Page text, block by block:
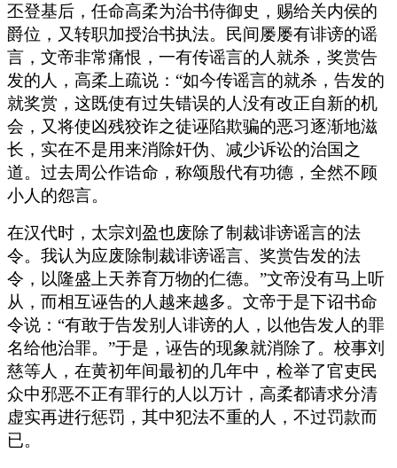
丕登基后，任命高柔为治书侍御史，赐给关内侯的
爵位，又转职加授治书执法。民间屡屡有诽谤的谣
言，文帝非常痛恨，一有传谣言的人就杀，奖赏告
发的人，高柔上疏说：“如今传谣言的就杀，告发的
就奖赏，这既使有过失错误的人没有改正自新的机
会，又将使凶残狡诈之徒诬陷欺骗的恶习逐渐地滋
长，实在不是用来消除奸伪、减少诉讼的治国之
道。过去周公作诰命，称颂殷代有功德，全然不顾
小人的怨言。
在汉代时，太宗刘盈也废除了制裁诽谤谣言的法
令。我认为应废除制裁诽谤谣言、奖赏告发的法
令，以隆盛上天养育万物的仁德。”文帝没有马上听
从，而相互诬告的人越来越多。文帝于是下诏书命
令说：“有敢于告发别人诽谤的人，以他告发人的罪
名给他治罪。”于是，诬告的现象就消除了。校事刘
慈等人，在黄初年间最初的几年中，检举了官吏民
众中邪恶不正有罪行的人以万计，高柔都请求分清
虚实再进行惩罚，其中犯法不重的人，不过罚款而
已。